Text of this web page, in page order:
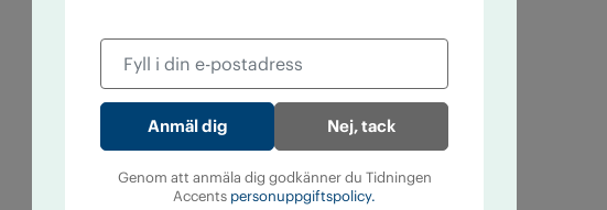
Nej, tack
Genom att anmäla dig godkänner du Tidningen
Accents personuppgiftspolicy.